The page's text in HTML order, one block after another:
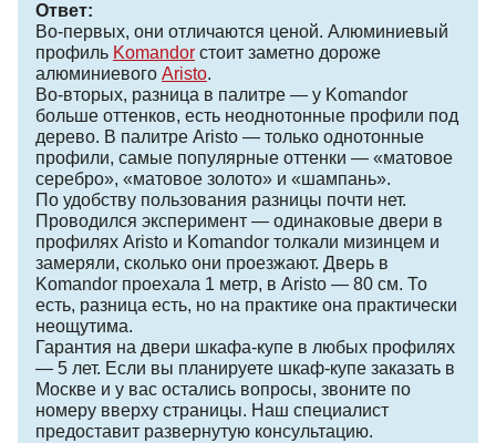
Ответ:
Во-первых, они отличаются ценой. Алюминиевый
профиль Komandor стоит заметно дороже
алюминиевого Aristo.
Во-вторых, разница в палитре — у Komandor
больше оттенков, есть неоднотонные профили под
дерево. В палитре Aristo — только однотонные
профили, самые популярные оттенки — «матовое
серебро», «матовое золото» и «шампань».
По удобству пользования разницы почти нет.
Проводился эксперимент — одинаковые двери в
профилях Aristo и Komandor толкали мизинцем и
замеряли, сколько они проезжают. Дверь в
Komandor проехала 1 метр, в Aristo — 80 см. То
есть, разница есть, но на практике она практически
неощутима.
Гарантия на двери шкафа-купе в любых профилях
— 5 лет. Если вы планируете шкаф-купе заказать в
Москве и у вас остались вопросы, звоните по
номеру вверху страницы. Наш специалист
предоставит развернутую консультацию.